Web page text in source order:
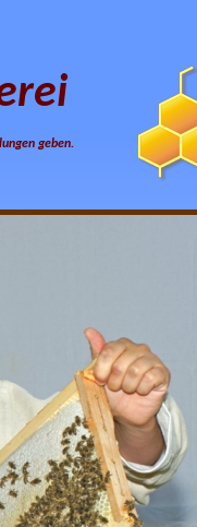
geben.